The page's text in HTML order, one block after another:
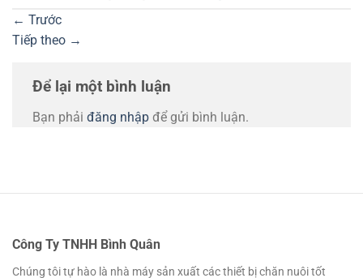
← Trước
Tiếp theo →
Để lại một bình luận
Bạn phải đăng nhập để gửi bình luận.
Công Ty TNHH Bình Quân
Chúng tôi tự hào là nhà máy sản xuất các thiết bị chăn nuôi tốt